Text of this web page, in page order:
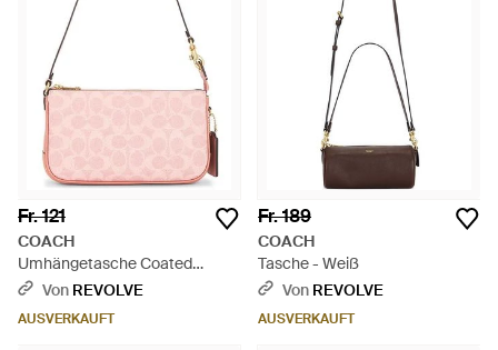
Fr. 121
COACH
Umhängetasche Coated
Canvas Signature Plaza - Pink
Von REVOLVE
AUSVERKAUFT
Fr. 189
COACH
Tasche - Weiß
Von REVOLVE
AUSVERKAUFT